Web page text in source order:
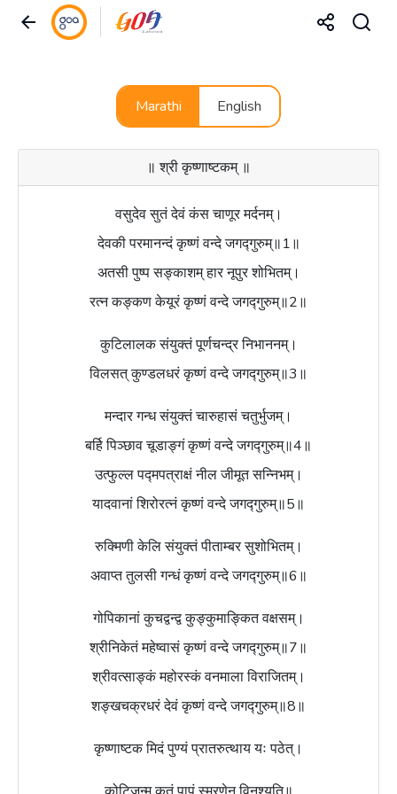
Marathi English
॥ श्री कृष्णाष्टकम् ॥
वसुदेव सुतं देवं कंस चाणूर मर्दनम्।
देवकी परमानन्दं कृष्णं वन्दे जगद्गुरुम्॥1॥
अतसी पुष्प सङ्काशम् हार नूपुर शोभितम्।
रत्न कङ्कण केयूरं कृष्णं वन्दे जगद्गुरुम्॥2॥
कुटिलालक संयुक्तं पूर्णचन्द्र निभाननम्।
विलसत् कुण्डलधरं कृष्णं वन्दे जगद्गुरुम्॥3॥
मन्दार गन्ध संयुक्तं चारुहासं चतुर्भुजम्।
बर्हि पिञ्छाव चूडाङ्गं कृष्णं वन्दे जगद्गुरुम्॥4॥
उत्फुल्ल पद्मपत्राक्षं नील जीमूत सन्निभम्।
यादवानां शिरोरत्नं कृष्णं वन्दे जगद्गुरुम्॥5॥
रुक्मिणी केलि संयुक्तं पीताम्बर सुशोभितम्।
अवाप्त तुलसी गन्धं कृष्णं वन्दे जगद्गुरुम्॥6॥
गोपिकानां कुचद्वन्द्व कुङ्कुमाङ्कित वक्षसम्।
श्रीनिकेतं महेष्वासं कृष्णं वन्दे जगद्गुरुम्॥7॥
श्रीवत्साङ्कं महोरस्कं वनमाला विराजितम्।
शङ्खचक्रधरं देवं कृष्णं वन्दे जगद्गुरुम्॥8॥
कृष्णाष्टक मिदं पुण्यं प्रातरुत्थाय यः पठेत्।